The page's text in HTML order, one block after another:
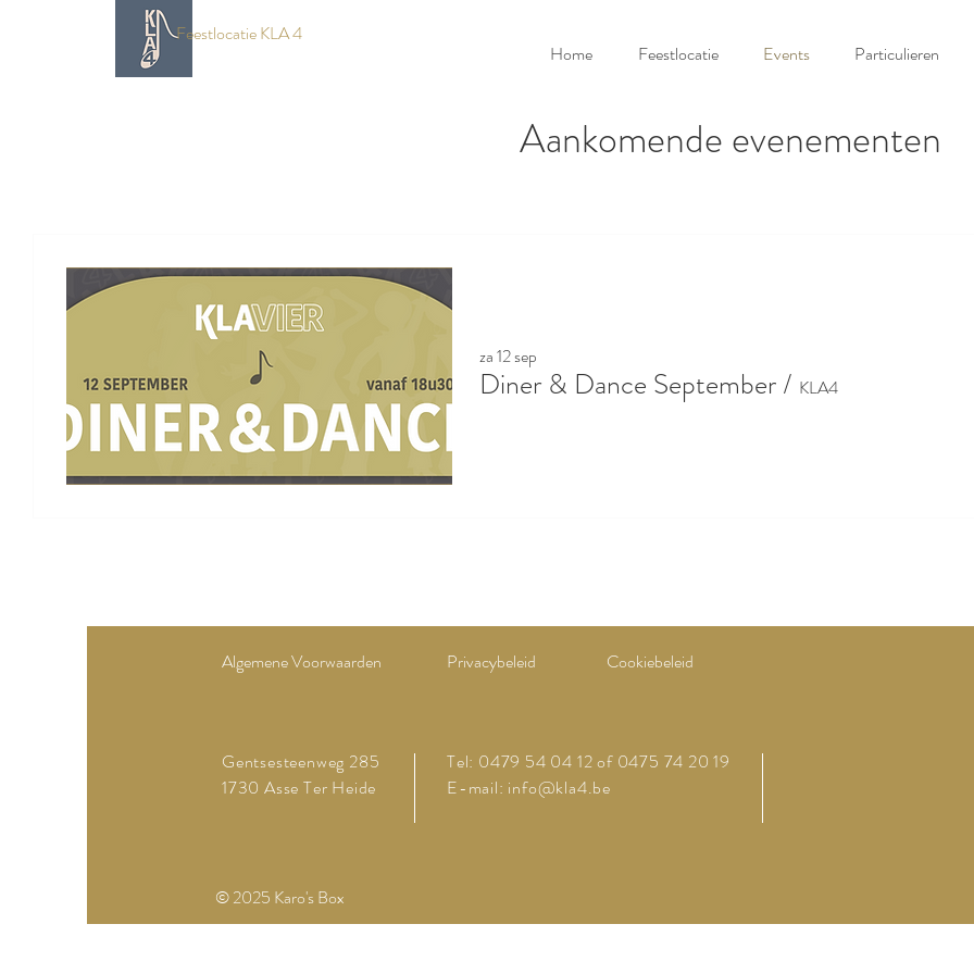
Feestlocatie KLA 4
Home
Feestlocatie Events Particulieren
Aankomende evenementen
za 12 sep
Diner & Dance September/ KLA4
Algemene Voorwaarden Privacybeleid Cookiebeleid
Gentsesteenweg 285
1730 Asse Ter Heide
Tel: 0479 54 04 12 of 0475 74 20 19
E-mail: info@kla4.be
© 2025 Karo's Box